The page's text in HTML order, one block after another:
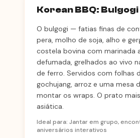
Korean BBQ: Bulgogi
O bulgogi — fatias finas de
pera, molho de soja, alho e
costela bovina com marinada
defumada, grelhados ao vivo
de ferro. Servidos com folhas
gochujang, arroz e uma mesa
montar os wraps. O prato
asiática.
Ideal para: Jantar em grupo,
aniversários interativos